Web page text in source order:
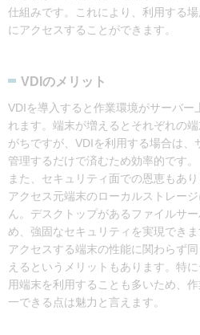
仕組みです。これにより、利用する
にアクセスすることができます。
VDIのメリット
VDIを導入すると作業環境がサーバー
れます。端末が増えるとそれぞれの
がちですが、VDIを利用する場合は、
管理するだけで済むため効率的です。
また、セキュリティ面での恩恵もあ
アクセス元端末のローカルストレー
ん。デスクトップがあるファイルサ
め、強固なセキュリティを実現できま
アクセスする端末の性能に関わらず
えるというメリットもあります。特
用端末を利用することも多いため、
一できる点は魅力と言えます。